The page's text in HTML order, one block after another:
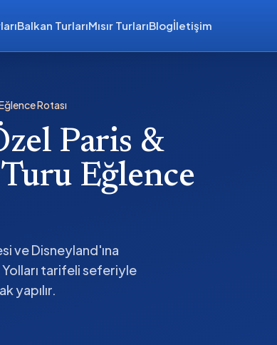
Balkan TurlarıMısır TurlarıBlogİletişim
Rotası
Paris &
Eğlence
ve Disneyland'ına
Yolları tarifeli seferiyle
yapılır.